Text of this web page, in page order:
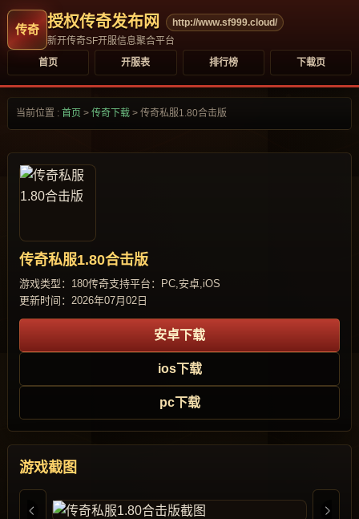
授权传奇发布网
http://www.sf999.cloud/
新开传奇SF开服信息聚合平台
首页
开服表 排行榜 下载页
当前位置 : 首页 > 传奇下载 > 传奇私服1.80合击版
传奇私服1.80合击版
游戏类型：180传奇支持平台：PC,安卓,iOS
更新时间：2026年07月02日
安卓下载
ios下载
pc下载
游戏截图